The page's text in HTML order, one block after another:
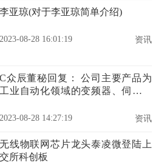
李亚琼(对于李亚琼简单介绍)
2023-08-28 16:01:19 资讯
C众辰董秘回复： 公司主要产品为
工业自动化领域的变频器、伺服系
2023-08-28 14:27:19 资讯
无线物联网芯片龙头泰凌微登陆上
交所科创板